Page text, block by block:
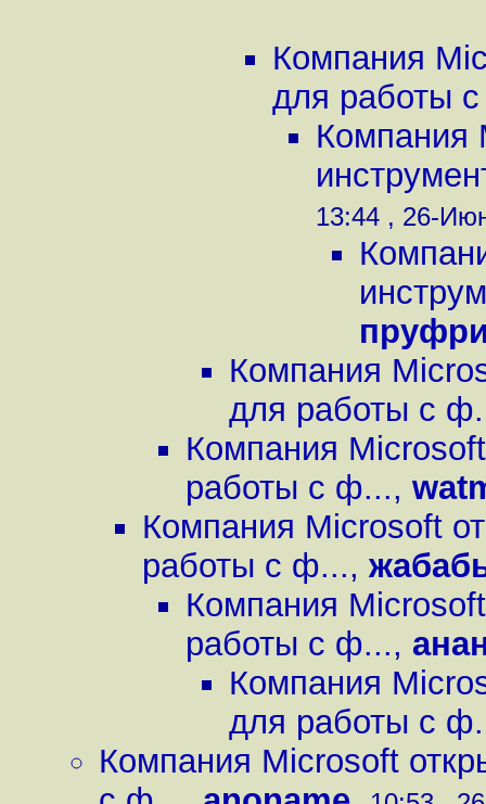
Компания
для работы
Компания
13:44 , 26-
Компания
для работы с
Компания
работы с ф...,
Компания Microsoft
работы с ф...,
Компания
работы с ф...,
Компания
для работы с
Компания Microsoft